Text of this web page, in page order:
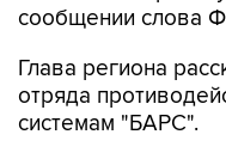
сообщении слова
Глава региона
отряда
системам "БАРС".